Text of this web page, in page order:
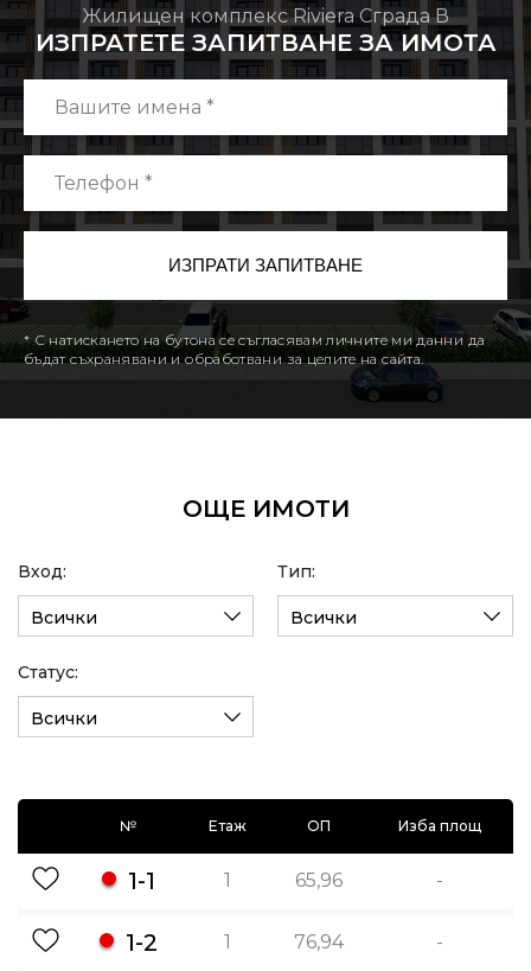
Жилищен комплекс Riviera Сграда В
ИЗПРАТЕТЕ ЗАПИТВАНЕ ЗА ИМОТА
* С натискането на бутона се съгласявам личните ми данни да
бъдат съхранявани и обработвани за целите на сайта.
ОЩЕ ИМОТИ
Вход:
Всички
Тип:
Всички
Статус:
Всички
№ Етаж ОП Изба площ
1-1 1 65,96 -
1-2 1 76,94 -